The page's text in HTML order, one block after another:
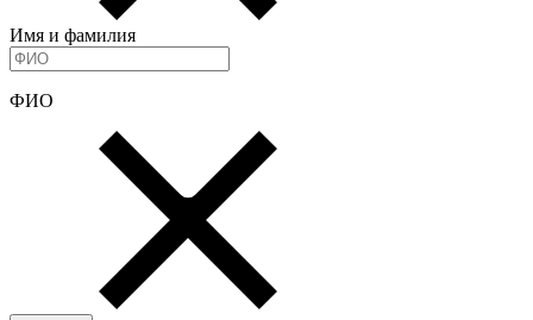
Имя и фамилия
ФИО